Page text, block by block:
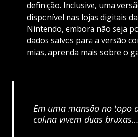
definição. Inclusive, uma
disponível nas lojas digitais
Nintendo, embora não seja
dados salvos para a versão
mias, aprenda mais sobre o
Em uma mansão no topo
colina vivem duas bruxas…